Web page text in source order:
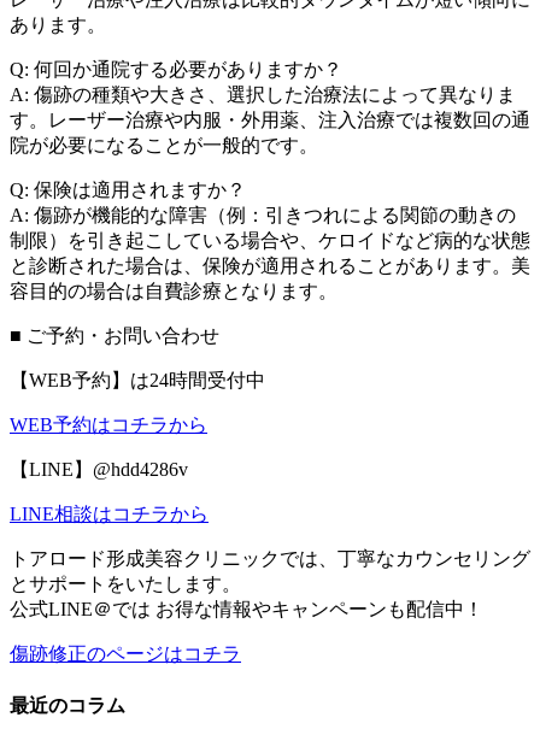
あります。
Q: 何回か通院する必要がありますか？
A: 傷跡の種類や大きさ、選択した治療法によって異なりま
す。レーザー治療や内服・外用薬、注入治療では複数回の通
院が必要になることが一般的です。
Q: 保険は適用されますか？
A: 傷跡が機能的な障害（例：引きつれによる関節の動きの
制限）を引き起こしている場合や、ケロイドなど病的な状態
と診断された場合は、保険が適用されることがあります。美
容目的の場合は自費診療となります。
■ ご予約・お問い合わせ
【WEB予約】は24時間受付中
WEB予約はコチラから
【LINE】@hdd4286v
LINE相談はコチラから
トアロード形成美容クリニックでは、丁寧なカウンセリング
とサポートをいたします。
公式LINE＠では お得な情報やキャンペーンも配信中！
傷跡修正のページはコチラ
最近のコラム